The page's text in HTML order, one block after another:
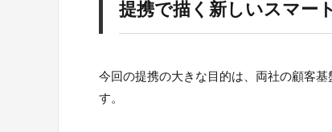
提携で描く新しいスマー
今回の提携の大きな目的は、両社の顧客
す。